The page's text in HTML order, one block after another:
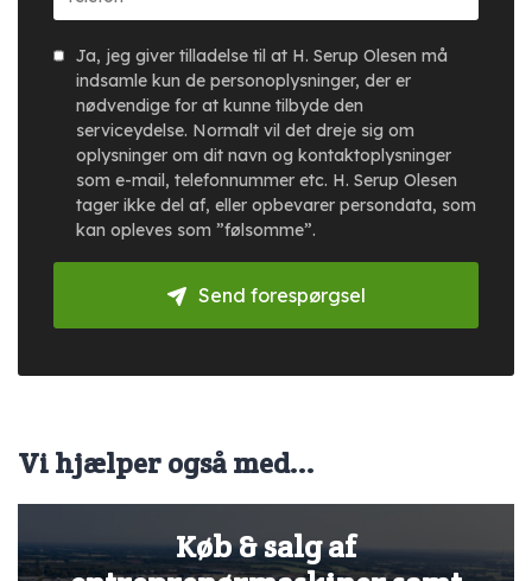
Ja, jeg giver tilladelse til at H. Serup Olesen må
indsamle kun de personoplysninger, der er
nødvendige for at kunne tilbyde den
serviceydelse. Normalt vil det dreje sig om
oplysninger om dit navn og kontaktoplysninger
som e-mail, telefonnummer etc. H. Serup Olesen
tager ikke del af, eller opbevarer persondata, som
kan opleves som ”følsomme”.
Send forespørgsel
Vi hjælper også med...
Køb & salg af